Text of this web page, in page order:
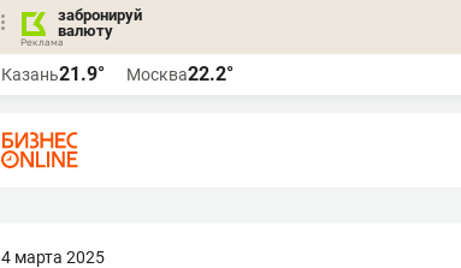
забронируй
валюту
Казань21.9° Москва22.2°
4 марта 2025